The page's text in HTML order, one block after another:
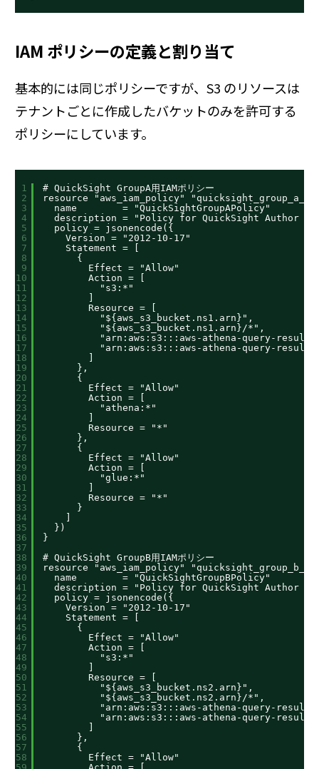
IAM ポリシーの定義と割り当て
基本的には同じポリシーですが、S3 のリソースは
テナントごとに作成したバケットのみを許可する
ポリシーにしています。
1
2
3
4
5
6
7
8
9
10
11
12
13
14
15
16
17
18
19
20
21
22
23
24
25
26
27
28
29
30
31
32
33
34
35
36
37
38
39
40
41
42
43
44
45
46
47
48
49
50
51
52
53
54
55
56
57
58
# QuickSight GroupA用IAMポリシー
resource "aws_iam_policy"
name        = "QuickSightGroupAPolicy"
description = "Policy for QuickSight Author
policy = jsonencode({
Version = "2012-10-17"
Statement = [
{
Effect = "Allow"
Action = [
"s3:*"
Resource = [
"${aws_s3_bucket.ns1.arn}",
"${aws_s3_bucket.ns1.arn}/*",
"arn:aws:s3:::aws-athena-query-
"arn:aws:s3:::aws-athena-query-
},
{
Effect = "Allow"
Action = [
"athena:*"
Resource = "*"
},
{
Effect = "Allow"
Action = [
"glue:*"
Resource = "*"
}
})
}
# QuickSight GroupB用IAMポリシー
resource "aws_iam_policy"
name        = "QuickSightGroupBPolicy"
description = "Policy for QuickSight Author
policy = jsonencode({
Version = "2012-10-17"
Statement = [
{
Effect = "Allow"
Action = [
"s3:*"
Resource = [
"${aws_s3_bucket.ns2.arn}",
"${aws_s3_bucket.ns2.arn}/*",
"arn:aws:s3:::aws-athena-query-
"arn:aws:s3:::aws-athena-query-
},
{
Effect = "Allow"